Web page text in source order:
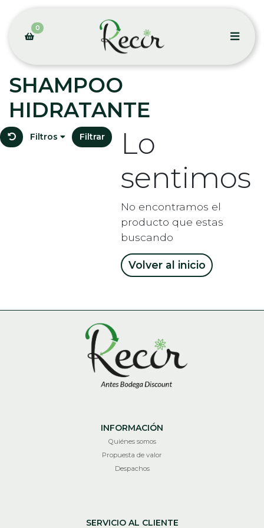
0
SHAMPOO
HIDRATANTE
Filtros Filtrar
Lo
sentimos
No encontramos el
producto que estas
buscando
Volver al inicio
INFORMACIÓN
Quiénes somos
Propuesta de valor
Despachos
SERVICIO AL CLIENTE